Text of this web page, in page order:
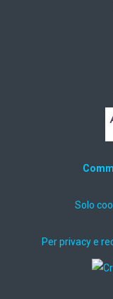
Solo
Per privacy e